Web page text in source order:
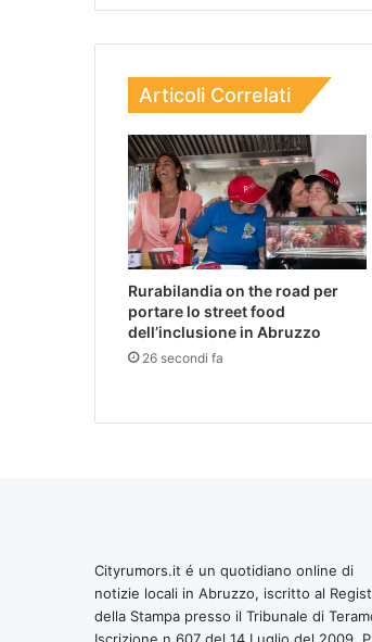
Articoli Correlati
Rurabilandia on the road per
portare lo street food
dell’inclusione in Abruzzo
26 secondi fa
Cityrumors.it é un quotidiano online di
notizie locali in Abruzzo, iscritto al
della Stampa presso il Tribunale di